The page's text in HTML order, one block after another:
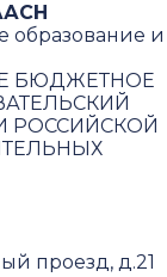
образование и
БЮДЖЕТНОЕ
РОССИЙСКОЙ
проезд, д.21